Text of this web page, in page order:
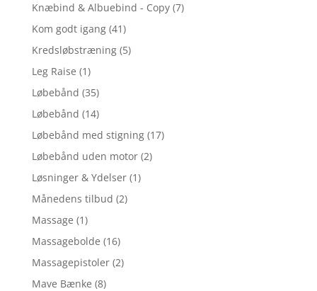
Knæbind & Albuebind - Copy (7)
Kom godt igang (41)
Kredsløbstræning (5)
Leg Raise (1)
Løbebånd (35)
Løbebånd (14)
Løbebånd med stigning (17)
Løbebånd uden motor (2)
Løsninger & Ydelser (1)
Månedens tilbud (2)
Massage (1)
Massagebolde (16)
Massagepistoler (2)
Mave Bænke (8)